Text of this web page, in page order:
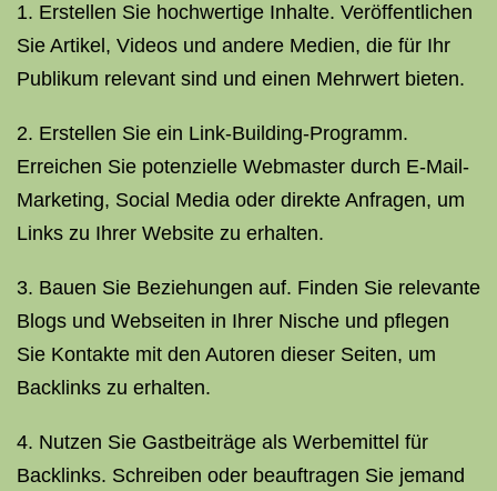
1. Erstellen Sie hochwertige Inhalte. Veröffentlichen
Sie Artikel, Videos und andere Medien, die für Ihr
Publikum relevant sind und einen Mehrwert bieten.
2. Erstellen Sie ein Link-Building-Programm.
Erreichen Sie potenzielle Webmaster durch E-Mail-
Marketing, Social Media oder direkte Anfragen, um
Links zu Ihrer Website zu erhalten.
3. Bauen Sie Beziehungen auf. Finden Sie relevante
Blogs und Webseiten in Ihrer Nische und pflegen
Sie Kontakte mit den Autoren dieser Seiten, um
Backlinks zu erhalten.
4. Nutzen Sie Gastbeiträge als Werbemittel für
Backlinks. Schreiben oder beauftragen Sie jemand